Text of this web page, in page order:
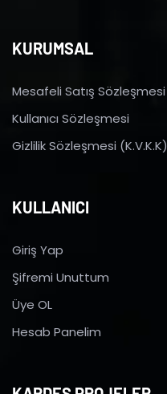
KURUMSAL
Mesafeli Satış Sözleşmesi
Kullanıcı Sözleşmesi
Gizlilik Sözleşmesi (K.V.K.K)
KULLANICI
Giriş Yap
Şifremi Unuttum
Üye OL
Hesab Panelim